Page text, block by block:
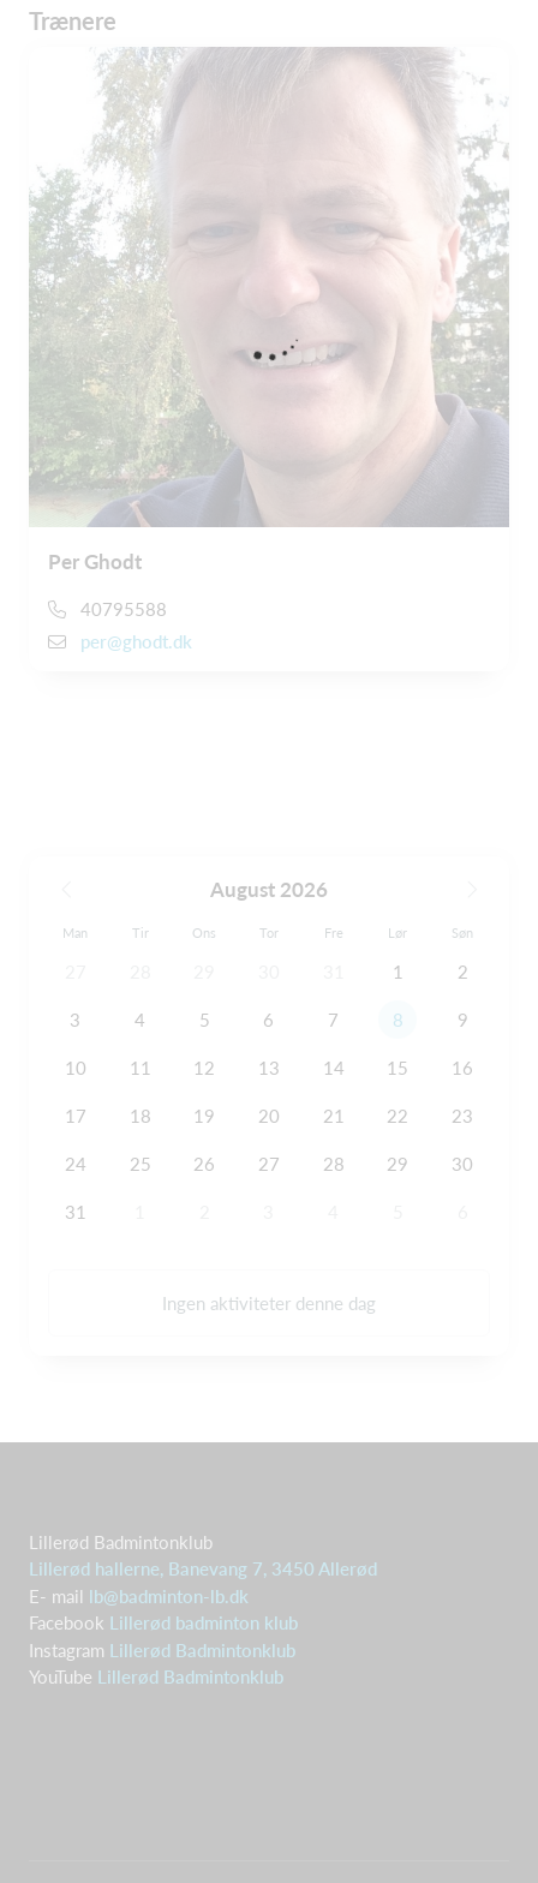
Trænere
Per Ghodt
40795588
per@ghodt.dk
August 2026
Man Tir Ons Tor Fre Lør Søn
1 2
3 4 5 6 7 8 9
10 11 12 13 14 15 16
17 18 19 20 21 22 23
24 25 26 27 28 29 30
31
Ingen aktiviteter denne dag
Lillerød Badmintonklub
Lillerød hallerne, Banevang 7, 3450 Allerød
E- mail lb@badminton-lb.dk
Facebook Lillerød badminton klub
Instagram Lillerød Badmintonklub
YouTube Lillerød Badmintonklub